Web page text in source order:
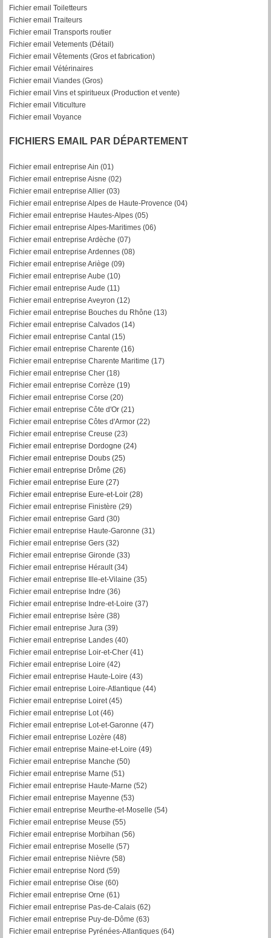
Fichier email Toiletteurs
Fichier email Traiteurs
Fichier email Transports routier
Fichier email Vetements (Détail)
Fichier email Vêtements (Gros et fabrication)
Fichier email Vétérinaires
Fichier email Viandes (Gros)
Fichier email Vins et spiritueux (Production et vente)
Fichier email Viticulture
Fichier email Voyance
FICHIERS EMAIL PAR DÉPARTEMENT
Fichier email entreprise Ain (01)
Fichier email entreprise Aisne (02)
Fichier email entreprise Allier (03)
Fichier email entreprise Alpes de Haute-Provence (04)
Fichier email entreprise Hautes-Alpes (05)
Fichier email entreprise Alpes-Maritimes (06)
Fichier email entreprise Ardèche (07)
Fichier email entreprise Ardennes (08)
Fichier email entreprise Ariège (09)
Fichier email entreprise Aube (10)
Fichier email entreprise Aude (11)
Fichier email entreprise Aveyron (12)
Fichier email entreprise Bouches du Rhône (13)
Fichier email entreprise Calvados (14)
Fichier email entreprise Cantal (15)
Fichier email entreprise Charente (16)
Fichier email entreprise Charente Maritime (17)
Fichier email entreprise Cher (18)
Fichier email entreprise Corrèze (19)
Fichier email entreprise Corse (20)
Fichier email entreprise Côte d'Or (21)
Fichier email entreprise Côtes d'Armor (22)
Fichier email entreprise Creuse (23)
Fichier email entreprise Dordogne (24)
Fichier email entreprise Doubs (25)
Fichier email entreprise Drôme (26)
Fichier email entreprise Eure (27)
Fichier email entreprise Eure-et-Loir (28)
Fichier email entreprise Finistère (29)
Fichier email entreprise Gard (30)
Fichier email entreprise Haute-Garonne (31)
Fichier email entreprise Gers (32)
Fichier email entreprise Gironde (33)
Fichier email entreprise Hérault (34)
Fichier email entreprise Ille-et-Vilaine (35)
Fichier email entreprise Indre (36)
Fichier email entreprise Indre-et-Loire (37)
Fichier email entreprise Isère (38)
Fichier email entreprise Jura (39)
Fichier email entreprise Landes (40)
Fichier email entreprise Loir-et-Cher (41)
Fichier email entreprise Loire (42)
Fichier email entreprise Haute-Loire (43)
Fichier email entreprise Loire-Atlantique (44)
Fichier email entreprise Loiret (45)
Fichier email entreprise Lot (46)
Fichier email entreprise Lot-et-Garonne (47)
Fichier email entreprise Lozère (48)
Fichier email entreprise Maine-et-Loire (49)
Fichier email entreprise Manche (50)
Fichier email entreprise Marne (51)
Fichier email entreprise Haute-Marne (52)
Fichier email entreprise Mayenne (53)
Fichier email entreprise Meurthe-et-Moselle (54)
Fichier email entreprise Meuse (55)
Fichier email entreprise Morbihan (56)
Fichier email entreprise Moselle (57)
Fichier email entreprise Nièvre (58)
Fichier email entreprise Nord (59)
Fichier email entreprise Oise (60)
Fichier email entreprise Orne (61)
Fichier email entreprise Pas-de-Calais (62)
Fichier email entreprise Puy-de-Dôme (63)
Fichier email entreprise Pyrénées-Atlantiques (64)